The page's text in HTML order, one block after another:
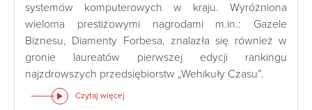
systemów komputerowych w kraju. Wyróżniona
wieloma prestiżowymi nagrodami m.in.: Gazele
Biznesu, Diamenty Forbesa, znalazła się również w
gronie laureatów pierwszej edycji rankingu
najzdrowszych przedsiębiorstw „Wehikuły Czasu”.
Czytaj więcej